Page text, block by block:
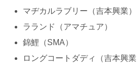
マヂカルラブリー（吉本興業）
ラランド（アマチュア）
錦鯉（SMA）
ロングコートダディ（吉本興業